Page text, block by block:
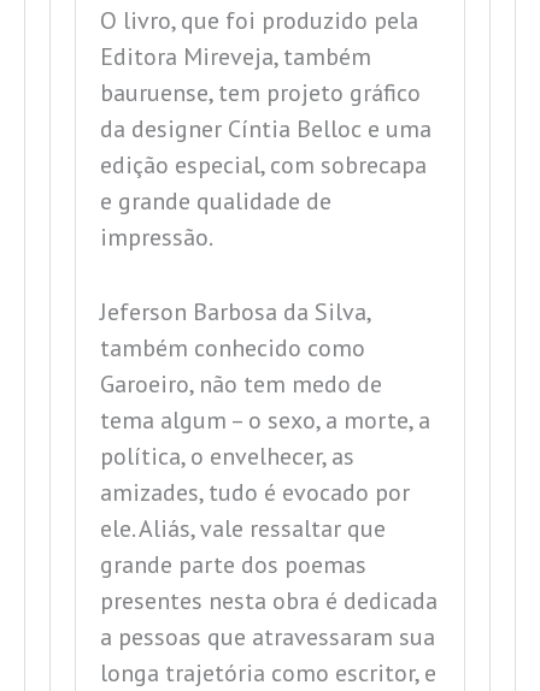
O livro, que foi produzido pela
Editora Mireveja, também
bauruense, tem projeto gráfico
da designer Cíntia Belloc e uma
edição especial, com sobrecapa
e grande qualidade de
impressão.
Jeferson Barbosa da Silva,
também conhecido como
Garoeiro, não tem medo de
tema algum – o sexo, a morte, a
política, o envelhecer, as
amizades, tudo é evocado por
ele. Aliás, vale ressaltar que
grande parte dos poemas
presentes nesta obra é dedicada
a pessoas que atravessaram sua
longa trajetória como escritor, e